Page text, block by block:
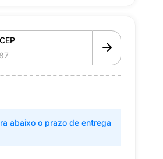
abaixo o prazo de entrega